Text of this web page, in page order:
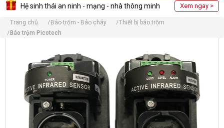
Hệ sinh thái an ninh - mạng - nhà thông minh Xem ngay >
Trang chủ Báo trộm - Báo cháy
Thiết bị báo trộm
Báo trộm Picotech